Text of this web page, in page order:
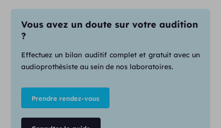
Vous avez un doute sur votre audition
?
Effectuez un bilan auditif complet et gratuit avec un
audioprothésiste au sein de nos laboratoires.
Prendre rendez-vous